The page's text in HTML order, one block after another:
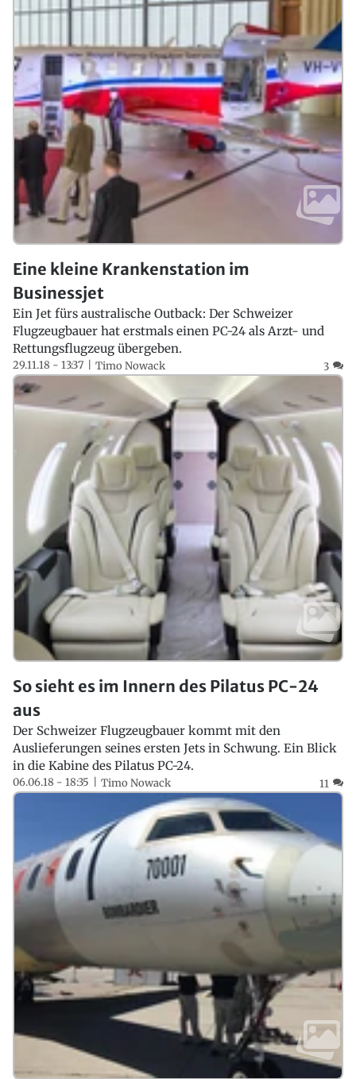
Eine kleine Krankenstation im
Businessjet
Ein Jet fürs australische Outback: Der Schweizer
Flugzeugbauer hat erstmals einen PC-24 als Arzt- und
Rettungsflugzeug übergeben.
29.11.18 - 13:37 Timo Nowack 3
So sieht es im Innern des Pilatus PC-24
aus
Der Schweizer Flugzeugbauer kommt mit den
Auslieferungen seines ersten Jets in Schwung. Ein Blick
in die Kabine des Pilatus PC-24.
06.06.18 - 18:35 Timo Nowack 11